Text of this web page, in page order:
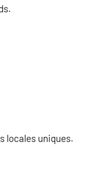
locales uniques.